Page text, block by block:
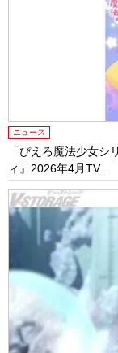
ニュース
「ぴえろ魔法少女シ
ィ』2026年4月TV...